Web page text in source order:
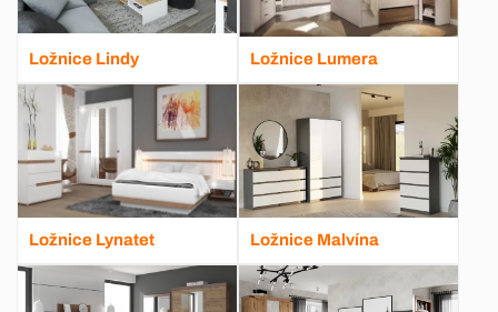
Ložnice Lindy Ložnice Lumera
Ložnice Lynatet Ložnice Malvína